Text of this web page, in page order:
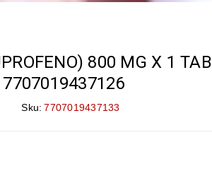
800 MG X 1 TAB
Sku: 7707019437133